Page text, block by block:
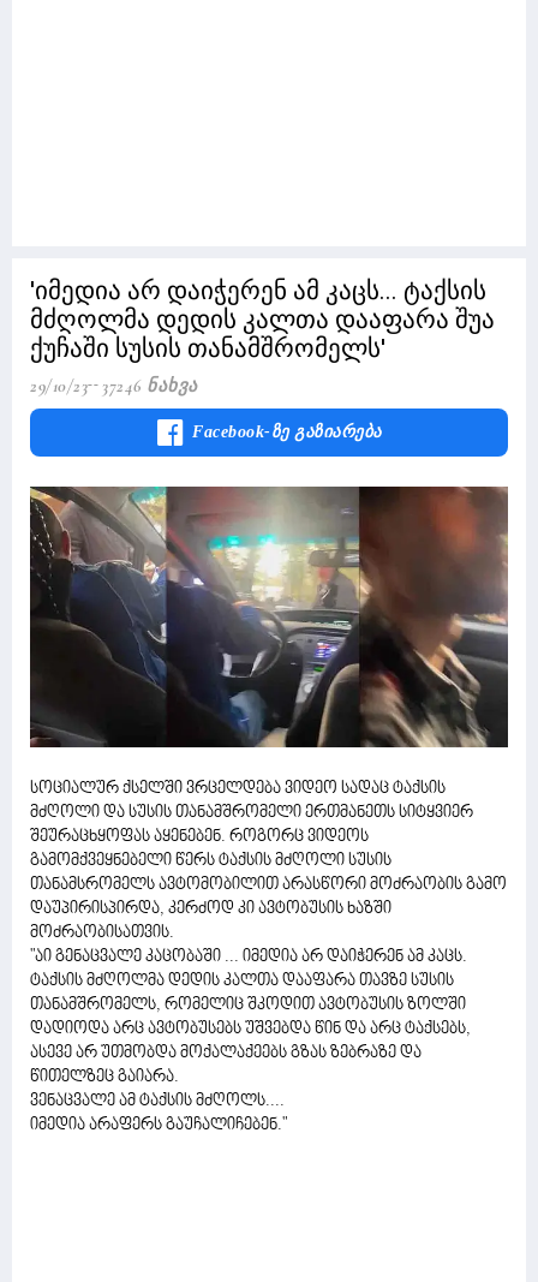
'იმედია არ დაიჭერენ ამ კაცს... ტაქსის
მძღოლმა დედის კალთა დააფარა შუა
ქუჩაში სუსის თანამშრომელს'
29/10/23 37246 Ნახვა
Facebook-Ზე Გაზიარება
სოციალურ ქსელში ვრცელდება ვიდეო სადაც ტაქსის
მძღოლი და სუსის თანამშრომელი ერთმანეთს სიტყვიერ
შეურაცხყოფას აყენებენ. როგორც ვიდეოს
გამომქვეყნებელი წერს ტაქსის მძღოლი სუსის
თანამსრომელს ავტომობილით არასწორი მოძრაობის გამო
დაუპირისპირდა, კერძოდ კი ავტობუსის ხაზში
მოძრაობისათვის.
"აი გენაცვალე კაცობაში ... იმედია არ დაიჭერენ ამ კაცს.
ტაქსის მძღოლმა დედის კალთა დააფარა თავზე სუსის
თანამშრომელს, რომელიც შკოდით ავტობუსის ზოლში
დადიოდა არც ავტობუსებს უშვებდა წინ და არც ტაქსებს,
ასევე არ უთმობდა მოქალაქეებს გზას ზებრაზე და
წითელზეც გაიარა.
ვენაცვალე ამ ტაქსის მძღოლს....
იმედია არაფერს გაუჩალიჩებენ."